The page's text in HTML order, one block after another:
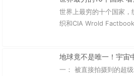
世界上最穷的十个国家，
织和CIA Wrold
地球竟不是唯一！宇宙
一： 被直接拍摄到的超